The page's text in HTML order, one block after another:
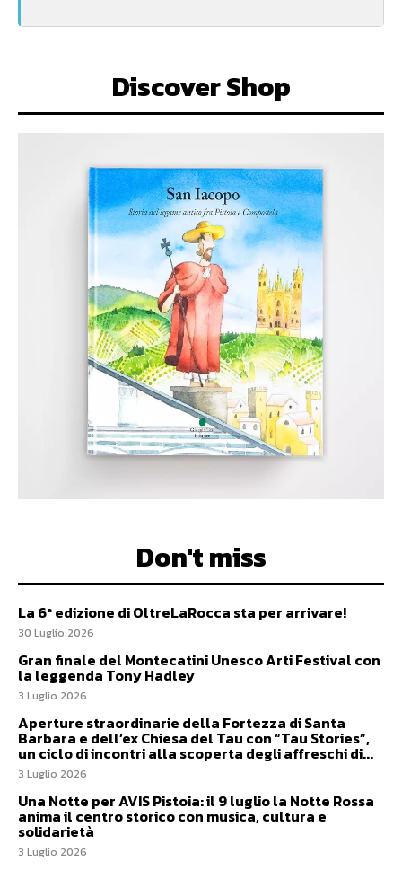
Discover Shop
Don't miss
La 6ª edizione di OltreLaRocca sta per arrivare!
30 Luglio 2026
Gran finale del Montecatini Unesco Arti Festival con
la leggenda Tony Hadley
3 Luglio 2026
Aperture straordinarie della Fortezza di Santa
Barbara e dell’ex Chiesa del Tau con “Tau Stories”,
un ciclo di incontri alla scoperta degli affreschi di...
3 Luglio 2026
Una Notte per AVIS Pistoia: il 9 luglio la Notte Rossa
anima il centro storico con musica, cultura e
solidarietà
3 Luglio 2026